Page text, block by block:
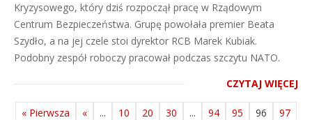
Kryzysowego, który dziś rozpoczął pracę w Rządowym
Centrum Bezpieczeństwa. Grupę powołała premier Beata
Szydło, a na jej czele stoi dyrektor RCB Marek Kubiak.
Podobny zespół roboczy pracował podczas szczytu NATO.
CZYTAJ WIĘCEJ
« Pierwsza « ... 10 20 30 ... 94 95 96
97